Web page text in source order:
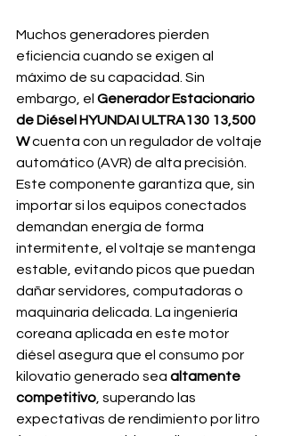
Muchos generadores pierden
eficiencia cuando se exigen al
máximo de su capacidad. Sin
embargo, el Generador Estacionario
de Diésel HYUNDAI ULTRA130 13,500
W cuenta con un regulador de voltaje
automático (AVR) de alta precisión.
Este componente garantiza que, sin
importar si los equipos conectados
demandan energía de forma
intermitente, el voltaje se mantenga
estable, evitando picos que puedan
dañar servidores, computadoras o
maquinaria delicada. La ingeniería
coreana aplicada en este motor
diésel asegura que el consumo por
kilovatio generado sea altamente
competitivo , superando las
expectativas de rendimiento por litro